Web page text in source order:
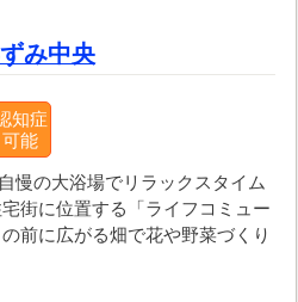
み中央
知症
可能
慢の大浴場でリラックスタイム
街に位置する「ライフコミュー
前に広がる畑で花や野菜づくり